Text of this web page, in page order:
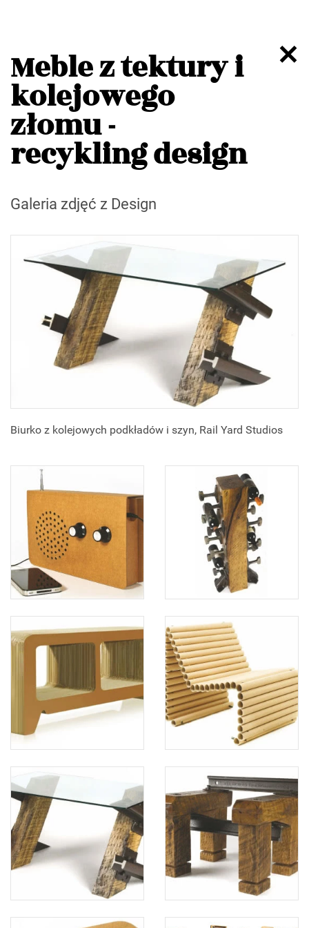
Meble z tektury i
kolejowego
złomu -
recykling design
Galeria zdjęć z Design
Biurko z kolejowych podkładów i szyn, Rail Yard Studios